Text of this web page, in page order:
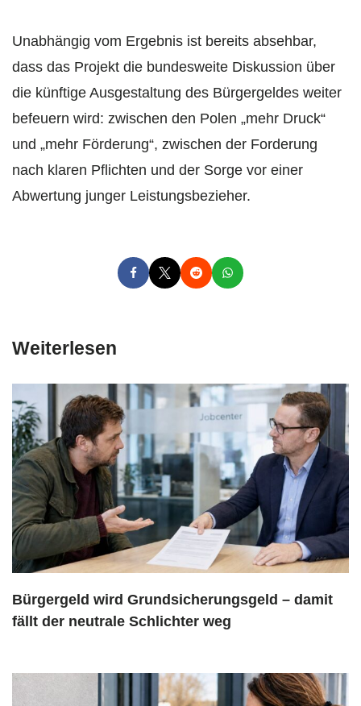
Unabhängig vom Ergebnis ist bereits absehbar,
dass das Projekt die bundesweite Diskussion über
die künftige Ausgestaltung des Bürgergeldes weiter
befeuern wird: zwischen den Polen „mehr Druck“
und „mehr Förderung“, zwischen der Forderung
nach klaren Pflichten und der Sorge vor einer
Abwertung junger Leistungsbezieher.
Weiterlesen
Bürgergeld wird Grundsicherungsgeld – damit
fällt der neutrale Schlichter weg